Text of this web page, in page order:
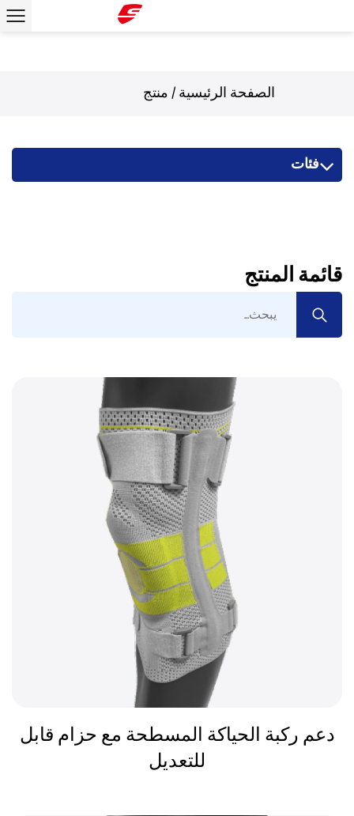
الصفحة الرئيسية/منتج
فئات
قائمة المنتج
دعم ركبة الحياكة المسطحة مع حزام قابل
للتعديل